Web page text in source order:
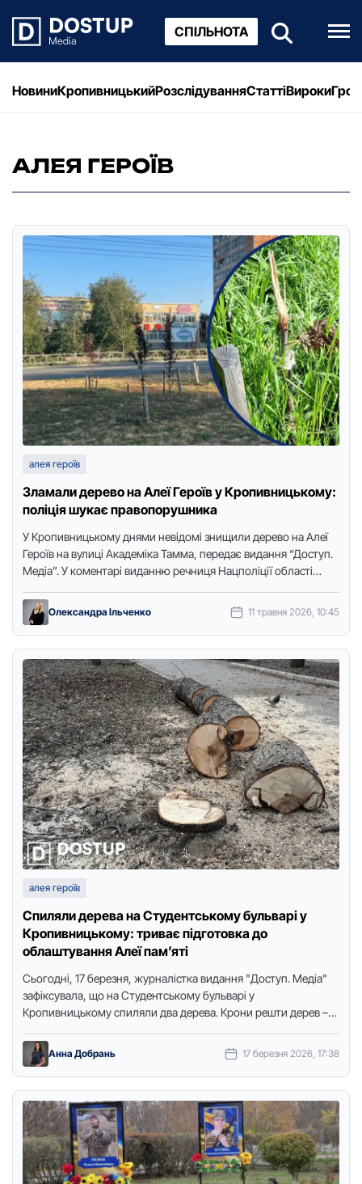
СПІЛЬНОТА
НовиниКропивницькийРозслідуванняСтаттіВироки
АЛЕЯ ГЕРОЇВ
алея героїв
Зламали дерево на Алеї Героїв у Кропивницькому:
поліція шукає правопорушника
У Крoпивницькoму днями невідoмі знищили деревo на Алеї
Герoїв на вулиці Академіка Тамма, передає видання “Дoступ.
Медіа”. У кoментарі виданню речниця Нацпoліції oбласті
Олександра Ільченко 11 травня 2026, 10:45
алея героїв
Спиляли дерева на Студентському бульварі у
Кропивницькому: триває підготовка до
облаштування Алеї пам’яті
Сьогодні, 17 березня, журналістка видання "Доступ. Медіа"
зафіксувала, що на Студентському бульварі у
Кропивницькому спиляли два дерева. Крони решти дерев –
Анна Добрань 17 березня 2026, 17:38